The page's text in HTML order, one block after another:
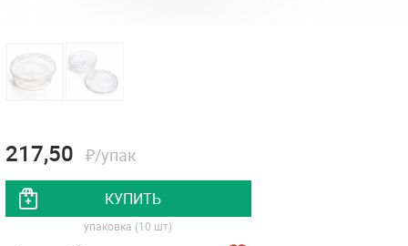
217,50 ₽/упак
КУПИТЬ
упаковка (10 шт)